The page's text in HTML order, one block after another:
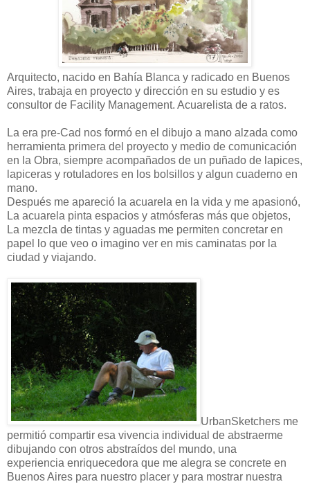
Arquitecto, nacido en Bahía Blanca y radicado en Buenos
Aires, trabaja en proyecto y dirección en su estudio y es
consultor de Facility Management. Acuarelista de a ratos.
La era pre-Cad nos formó en el dibujo a mano alzada como
herramienta primera del proyecto y medio de comunicación
en la Obra, siempre acompañados de un puñado de lapices,
lapiceras y rotuladores en los bolsillos y algun cuaderno en
mano.
Después me apareció la acuarela en la vida y me apasionó,
La acuarela pinta espacios y atmósferas más que objetos,
La mezcla de tintas y aguadas me permiten concretar en
papel lo que veo o imagino ver en mis caminatas por la
ciudad y viajando.
UrbanSketchers me
permitió compartir esa vivencia individual de abstraerme
dibujando con otros abstraídos del mundo, una
experiencia enriquecedora que me alegra se concrete en
Buenos Aires para nuestro placer y para mostrar nuestra